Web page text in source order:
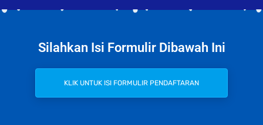
Silahkan Isi Formulir Dibawah Ini
KLIK UNTUK ISI FORMULIR PENDAFTARAN